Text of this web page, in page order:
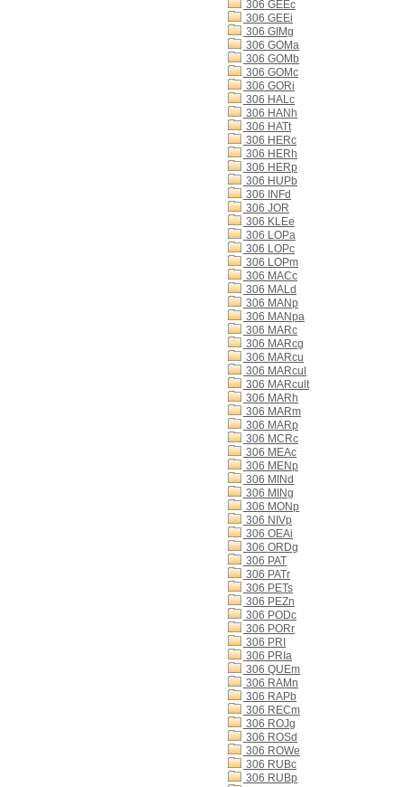
306 GEEc
306 GEEi
306 GIMg
306 GOMa
306 GOMb
306 GOMc
306 GORi
306 HALc
306 HANh
306 HATt
306 HERc
306 HERh
306 HERp
306 HUPb
306 INFd
306 JOR
306 KLEe
306 LOPa
306 LOPc
306 LOPm
306 MACc
306 MALd
306 MANp
306 MANpa
306 MARc
306 MARcg
306 MARcu
306 MARcul
306 MARcult
306 MARh
306 MARm
306 MARp
306 MCRc
306 MEAc
306 MENp
306 MINd
306 MINg
306 MONp
306 NIVp
306 OEAi
306 ORDg
306 PAT
306 PATr
306 PETs
306 PEZn
306 PODc
306 PORr
306 PRI
306 PRIa
306 QUEm
306 RAMn
306 RAPb
306 RECm
306 ROJg
306 ROSd
306 ROWe
306 RUBc
306 RUBp